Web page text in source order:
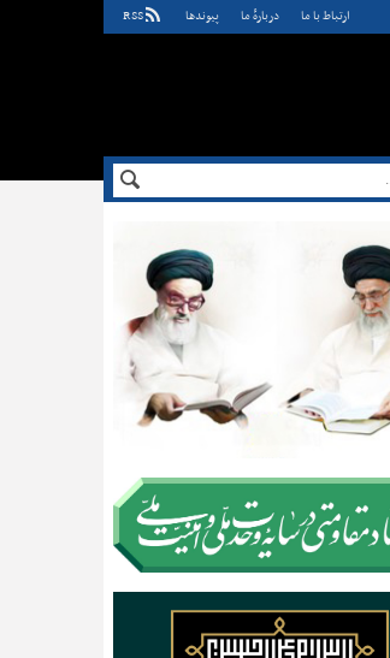
ارتباط با ما دربارهٔ ما پيوندها RSS